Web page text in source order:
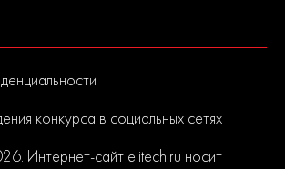
конкурса в социальных сетях
Интернет-сайт elitech.ru носит